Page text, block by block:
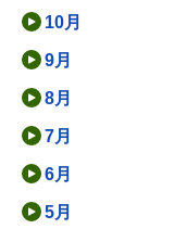
10月
9月
8月
7月
6月
5月